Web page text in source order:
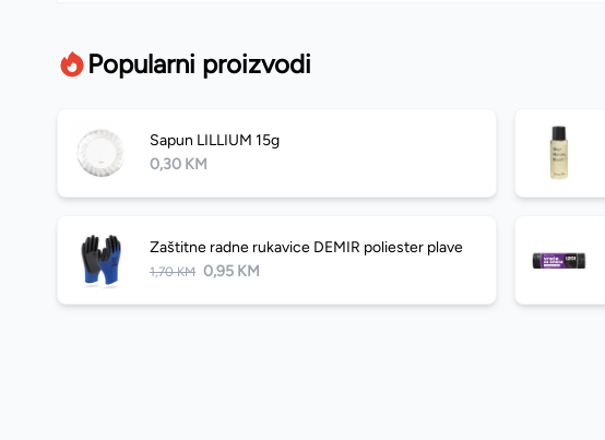
Popularni proizvodi
Sapun LILLIUM 15g
0,30 KM
Zaštitne radne rukavice DEMIR poliester plave
1,70 KM 0,95 KM